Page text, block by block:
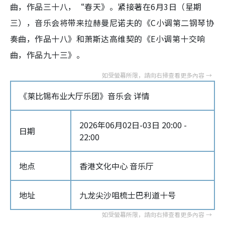
曲，作品三十八，“春天》。紧接著在6月3日（星期
三），音乐会将带来拉赫曼尼诺夫的《C小调第二钢琴协
奏曲，作品十八》和萧斯达高维契的《E小调第十交响
曲，作品九十三》。
《莱比锡布业大厅乐团》音乐会 详情
日期
2026年06月02日-03日 20:00 -
22:00
地点 香港文化中心 音乐厅
地址 九龙尖沙咀梳士巴利道十号